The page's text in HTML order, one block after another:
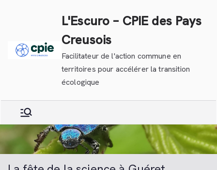
L'Escuro – CPIE des Pays
Creusois
Facilitateur de l'action commune en
territoires pour accélérer la transition
écologique